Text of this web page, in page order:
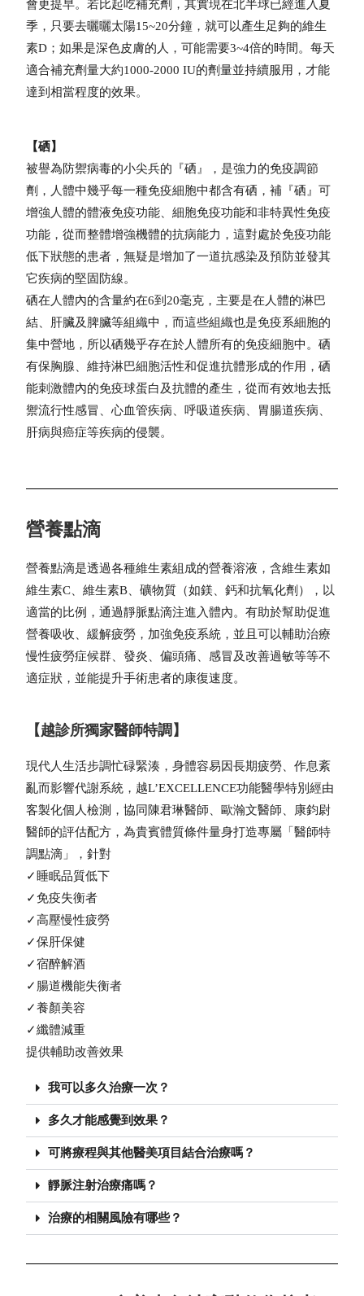
會更提早。若比起吃補充劑，其實現在北半球已經進入夏
季，只要去曬曬太陽15~20分鐘，就可以產生足夠的維生
素D；如果是深色皮膚的人，可能需要3~4倍的時間。每天
適合補充劑量大約1000-2000 IU的劑量並持續服用，才能
達到相當程度的效果。
【硒】
被譽為防禦病毒的小尖兵的『硒』，是強力的免疫調節
劑，人體中幾乎每一種免疫細胞中都含有硒，補『硒』可
增強人體的體液免疫功能、細胞免疫功能和非特異性免疫
功能，從而整體增強機體的抗病能力，這對處於免疫功能
低下狀態的患者，無疑是增加了一道抗感染及預防並發其
它疾病的堅固防線。
硒在人體內的含量約在6到20毫克，主要是在人體的淋巴
結、肝臟及脾臟等組織中，而這些組織也是免疫系細胞的
集中營地，所以硒幾乎存在於人體所有的免疫細胞中。硒
有保胸腺、維持淋巴細胞活性和促進抗體形成的作用，硒
能刺激體內的免疫球蛋白及抗體的產生，從而有效地去抵
禦流行性感冒、心血管疾病、呼吸道疾病、胃腸道疾病、
肝病與癌症等疾病的侵襲。
營養點滴
營養點滴是透過各種維生素組成的營養溶液，含維生素如
維生素C、維生素B、礦物質（如鎂、鈣和抗氧化劑），以
適當的比例，通過靜脈點滴注進入體內。有助於幫助促進
營養吸收、緩解疲勞，加強免疫系統，並且可以輔助治療
慢性疲勞症候群、發炎、偏頭痛、感冒及改善過敏等等不
適症狀，並能提升手術患者的康復速度。
【越診所獨家醫師特調】
現代人生活步調忙碌緊湊，身體容易因長期疲勞、作息紊
亂而影響代謝系統，越L’EXCELLENCE功能醫學特別經由
客製化個人檢測，協同陳君琳醫師、歐瀚文醫師、康鈞尉
醫師的評估配方，為貴賓體質條件量身打造專屬「醫師特
調點滴」，針對
✓睡眠品質低下
✓免疫失衡者
✓高壓慢性疲勞
✓保肝保健
✓宿醉解酒
✓腸道機能失衡者
✓養顏美容
✓纖體減重
提供輔助改善效果
我可以多久治療一次？
多久才能感覺到效果？
可將療程與其他醫美項目結合治療嗎？
靜脈注射治療痛嗎？
治療的相關風險有哪些？